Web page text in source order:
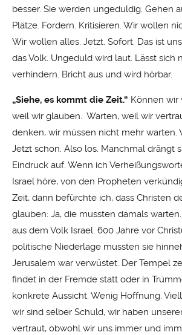
besser. Sie werden ungeduldig. Gehen
Plätze. Fordern. Kritisieren. Wir wollen
Wir wollen alles. Jetzt. Sofort. Das ist
das Volk. Ungeduld wird laut. Lässt sich
verhindern. Bricht aus und wird hörbar.
„Siehe, es kommt die Zeit.“ Können wir
weil wir glauben. Warten, weil wir
denken, wir müssen nicht mehr warten.
Jetzt schon. Also los. Manchmal drängt
Eindruck auf. Wenn ich
Israel höre, von den Propheten
Zeit, dann befürchte ich, dass Christen
glauben: Ja, die mussten damals
aus dem Volk Israel. 600 Jahre vor
politische Niederlage mussten sie
Jerusalem war verwüstet. Der Tempel
findet in der Fremde statt oder in
konkrete Aussicht. Wenig Hoffnung.
wir sind selber Schuld, wir haben
vertraut, obwohl wir uns immer und